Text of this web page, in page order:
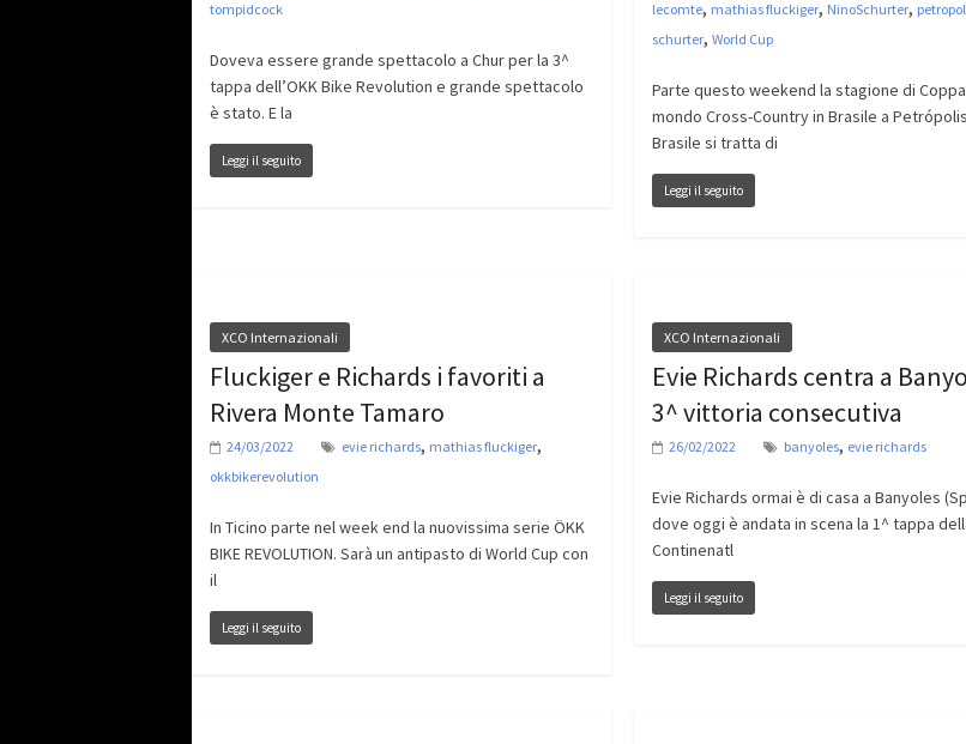
tompidcock
Doveva essere grande spettacolo a Chur per la 3^
tappa dell’OKK Bike Revolution e grande spettacolo
è stato. E la
Leggi il seguito
lecomte, mathias fluckiger, NinoSchurter,
schurter, World Cup
Parte questo weekend la stagione di
mondo Cross-Country in Brasile a
Brasile si tratta di
Leggi il seguito
XCO Internazionali
Fluckiger e Richards i favoriti a
Rivera Monte Tamaro
24/03/2022 evie richards, mathias fluckiger,
okkbikerevolution
In Ticino parte nel week end la nuovissima serie ÖKK
BIKE REVOLUTION. Sarà un antipasto di World Cup con
il
Leggi il seguito
XCO Internazionali
Evie Richards centra a
3^ vittoria consecutiva
26/02/2022 banyoles, evie richards
Evie Richards ormai è di casa a Banyoles
dove oggi è andata in scena la 1^ tappa
Continenatl
Leggi il seguito